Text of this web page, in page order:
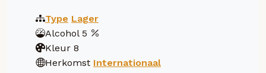
Type Lager
Alcohol 5
Kleur 8
Herkomst Internationaal